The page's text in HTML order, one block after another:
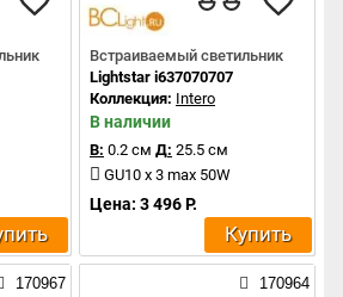
Встраиваемый светильник
Lightstar i637070707
Коллекция: Intero
В наличии
В: 0.2 см Д: 25.5 см
GU10 x 3 max 50W
Цена: 3 496 Р.
Купить
170967 170964